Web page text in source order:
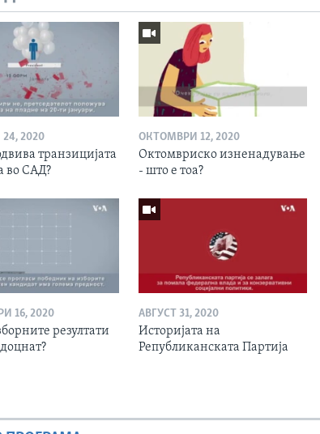
2020
транзицијата
во САД?
ОКТОМВРИ 12, 2020
Октомвриско изненадување
- што е тоа?
16, 2020
резултати
АВГУСТ 31, 2020
Историјата на
Републиканската Партија